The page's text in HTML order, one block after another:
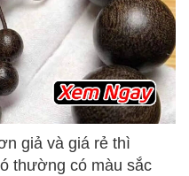
giả và giá rẻ thì
thường có màu sắc